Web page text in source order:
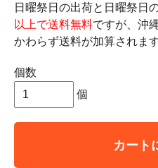
日曜祭日の出荷と日曜祭日
以上で送料無料ですが、沖
かわらず送料が加算されま
個数
個
カート